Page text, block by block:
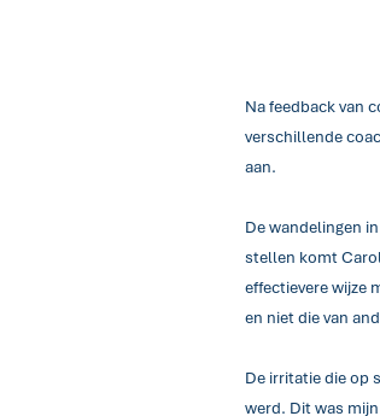
Na feedback van
verschillende
aan.
De wandelingen
stellen komt
effectievere wijze
en niet die van
De irritatie die op
werd. Dit was